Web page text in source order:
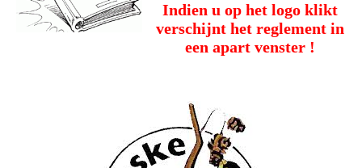
Indien u op het logo klikt
verschijnt het reglement in
een apart venster !